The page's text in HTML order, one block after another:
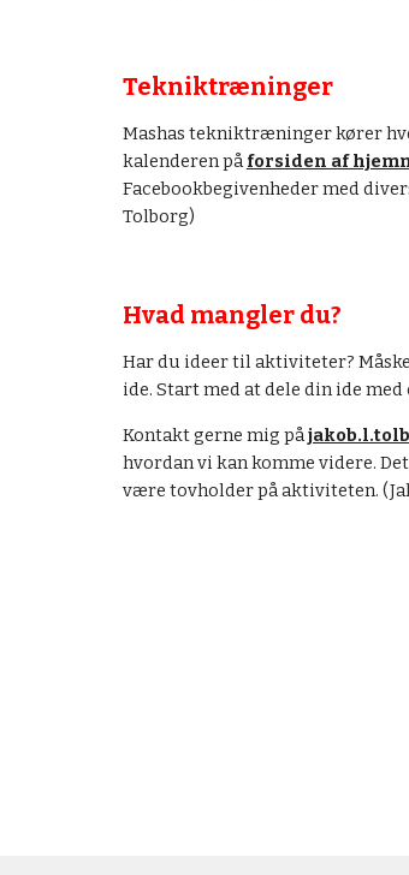
Tekniktræninger
Mashas tekniktræninger kører
kalenderen på forsiden af
Facebookbegivenheder med
Tolborg)
Hvad mangler du?
Har du ideer til aktiviteter?
ide. Start med at dele din ide med
Kontakt gerne mig på
hvordan vi kan komme videre.
være tovholder på aktiviteten.